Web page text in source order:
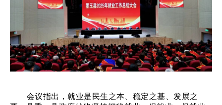
会议指出，就业是民生之本、稳定之基、发展之